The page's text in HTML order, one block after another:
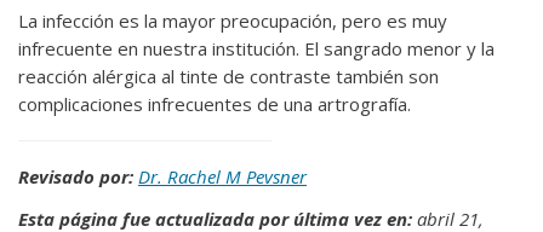
La infección es la mayor preocupación, pero es muy
infrecuente en nuestra institución. El sangrado menor y la
reacción alérgica al tinte de contraste también son
complicaciones infrecuentes de una artrografía.
Revisado por: Dr. Rachel M Pevsner
Esta página fue actualizada por última vez en: abril 21,